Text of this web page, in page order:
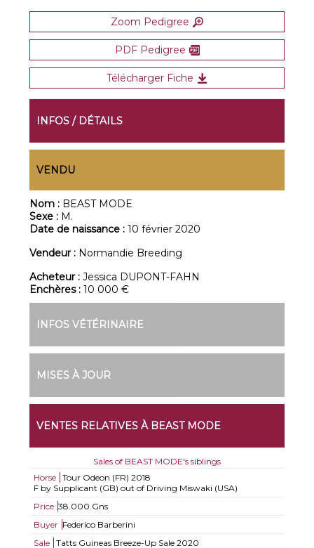
Zoom Pedigree
PDF Pedigree
Télécharger Fiche
INFOS / DÉTAILS
VENDU
Nom : BEAST MODE
Sexe : M.
Date de naissance :10 février 2020
Vendeur : Normandie Breeding
Acheteur :Jessica DUPONT-FAHN
Enchères :10 000 €
INFOS VÉTÉRINAIRE
MISES À JOUR
VENTES RELATIVES À BEAST MODE
Sales of BEAST MODE's siblings
Horse
Tour Odeon (FR) 2018
F by Supplicant (GB) out of Driving Miswaki (USA)
Price 38.000 Gns
Buyer Federico Barberini
Sale
Tatts Guineas Breeze-Up Sale 2020